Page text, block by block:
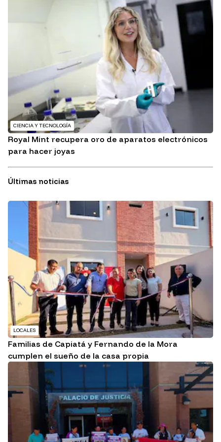
CIENCIA Y TECNOLOGÍA
Royal Mint recupera oro de aparatos electrónicos
para hacer joyas
Últimas noticias
LOCALES
Familias de Capiatá y Fernando de la Mora
cumplen el sueño de la casa propia